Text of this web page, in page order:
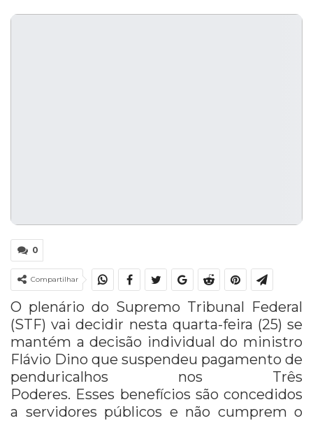
0
Compartilhar
O plenário do Supremo Tribunal Federal
(STF) vai decidir nesta quarta-feira (25) se
mantém a decisão individual do ministro
Flávio Dino que suspendeu pagamento de
penduricalhos nos Três
Poderes. Esses benefícios são concedidos
a servidores públicos e não cumprem o